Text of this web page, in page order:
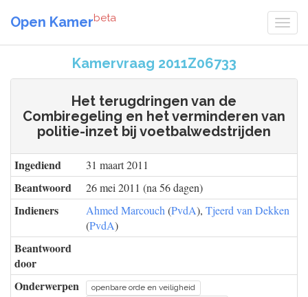
Open Kamerbeta
Kamervraag 2011Z06733
Het terugdringen van de
Combiregeling en het verminderen van
politie-inzet bij voetbalwedstrijden
Ingediend 31 maart 2011
Beantwoord 26 mei 2011 (na 56 dagen)
Indieners Ahmed Marcouch (PvdA), Tjeerd van Dekken
(PvdA)
Beantwoord
door
Onderwerpen
openbare orde en veiligheid